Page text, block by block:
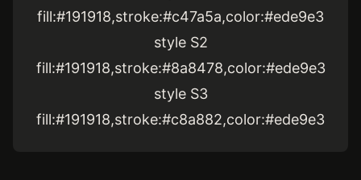
fill:#191918,stroke:#c47a5a,color:#ede9e3
style S2
fill:#191918,stroke:#8a8478,color:#ede9e3
style S3
fill:#191918,stroke:#c8a882,color:#ede9e3